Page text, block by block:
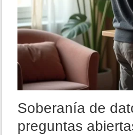
Soberanía de
preguntas